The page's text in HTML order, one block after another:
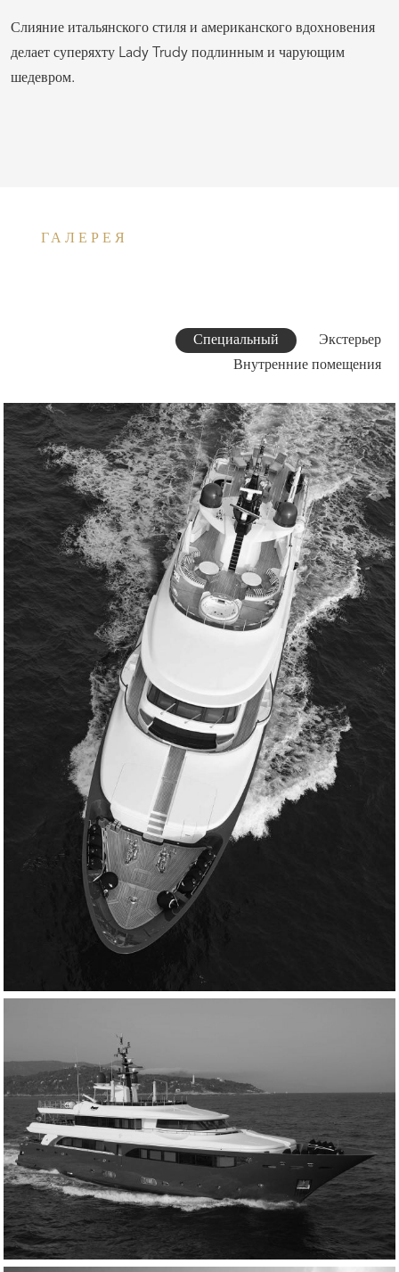
Слияние итальянского стиля и американского вдохновения
делает суперяхту Lady Trudy подлинным и чарующим
шедевром.
ГАЛЕРЕЯ
Специальный
Экстерьер
Внутренние помещения